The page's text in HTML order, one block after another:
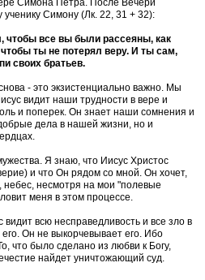
ученику Симону (Лк. 22, 31 + 32):
чтобы все вы были рассеяны, как
ты не потерял веру. И ты сам,
своих братьев.
- это экзистенциально важно. Мы
видит наши трудности в вере и
и поперек. Он знает наши сомнения и
дела в нашей жизни, но и
Я знаю, что Иисус Христос
и что Он рядом со мной. Он хочет,
небес, несмотря на мои "полевые
меня в этом процессе.
всю несправедливость и все зло в
Он не выкорчевывает его. Ибо
что было сделано из любви к Богу,
найдет уничтожающий суд.